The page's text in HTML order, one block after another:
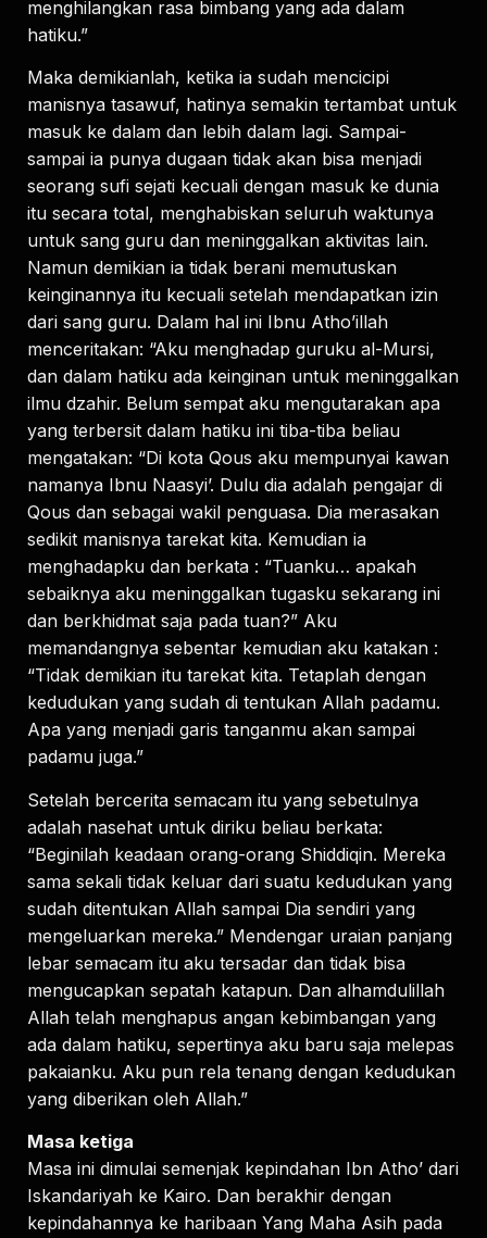
menghilangkan rasa bimbang yang ada dalam
hatiku.”
Maka demikianlah, ketika ia sudah mencicipi
manisnya tasawuf, hatinya semakin tertambat untuk
masuk ke dalam dan lebih dalam lagi. Sampai-
sampai ia punya dugaan tidak akan bisa menjadi
seorang sufi sejati kecuali dengan masuk ke dunia
itu secara total, menghabiskan seluruh waktunya
untuk sang guru dan meninggalkan aktivitas lain.
Namun demikian ia tidak berani memutuskan
keinginannya itu kecuali setelah mendapatkan izin
dari sang guru. Dalam hal ini Ibnu Atho’illah
menceritakan: “Aku menghadap guruku al-Mursi,
dan dalam hatiku ada keinginan untuk meninggalkan
ilmu dzahir. Belum sempat aku mengutarakan apa
yang terbersit dalam hatiku ini tiba-tiba beliau
mengatakan: “Di kota Qous aku mempunyai kawan
namanya Ibnu Naasyi’. Dulu dia adalah pengajar di
Qous dan sebagai wakil penguasa. Dia merasakan
sedikit manisnya tarekat kita. Kemudian ia
menghadapku dan berkata : “Tuanku… apakah
sebaiknya aku meninggalkan tugasku sekarang ini
dan berkhidmat saja pada tuan?” Aku
memandangnya sebentar kemudian aku katakan :
“Tidak demikian itu tarekat kita. Tetaplah dengan
kedudukan yang sudah di tentukan Allah padamu.
Apa yang menjadi garis tanganmu akan sampai
padamu juga.”
Setelah bercerita semacam itu yang sebetulnya
adalah nasehat untuk diriku beliau berkata:
“Beginilah keadaan orang-orang Shiddiqin. Mereka
sama sekali tidak keluar dari suatu kedudukan yang
sudah ditentukan Allah sampai Dia sendiri yang
mengeluarkan mereka.” Mendengar uraian panjang
lebar semacam itu aku tersadar dan tidak bisa
mengucapkan sepatah katapun. Dan alhamdulillah
Allah telah menghapus angan kebimbangan yang
ada dalam hatiku, sepertinya aku baru saja melepas
pakaianku. Aku pun rela tenang dengan kedudukan
yang diberikan oleh Allah.”
Masa ketiga
Masa ini dimulai semenjak kepindahan Ibn Atho’ dari
Iskandariyah ke Kairo. Dan berakhir dengan
kepindahannya ke haribaan Yang Maha Asih pada